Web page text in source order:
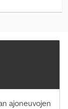
ajoneuvojen